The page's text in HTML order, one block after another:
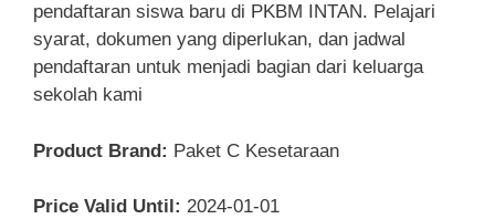
pendaftaran siswa baru di PKBM INTAN. Pelajari
syarat, dokumen yang diperlukan, dan jadwal
pendaftaran untuk menjadi bagian dari keluarga
sekolah kami
Product Brand: Paket C Kesetaraan
Price Valid Until: 2024-01-01